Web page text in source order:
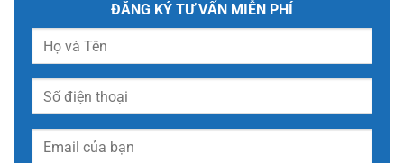
ĐĂNG KÝ TƯ VẤN MIỄN PHÍ